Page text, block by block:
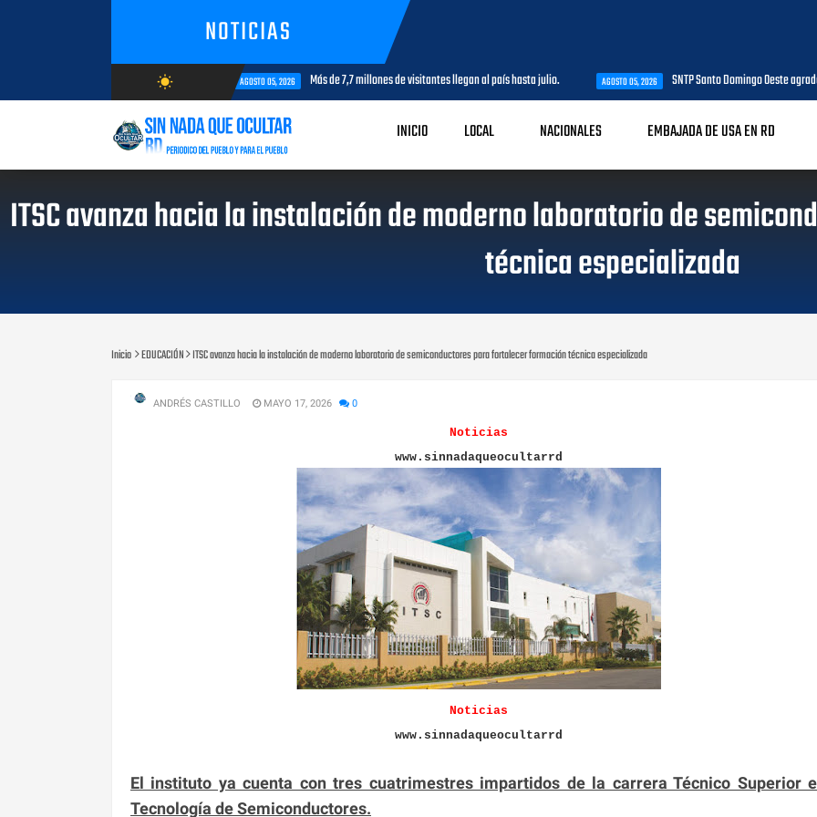
NOTICIAS
wb_sunny
AGOSTO/7/2026
AGOSTO 05, 2026 Más de 7,7 millones de visitantes llegan al país hasta julio. AGOSTO 05, 2026 SNTP Santo Domingo Oeste agradece al MAP e
INICIO LOCAL NACIONALES EMBAJADA DE USA EN RD
ITSC avanza hacia la instalación de moderno laboratorio de
técnica especializada
Inicio EDUCACIÓN ITSC avanza hacia la instalación de moderno laboratorio de semiconductores para fortalecer formación técnica especializada
ANDRÉS CASTILLO MAYO 17, 2026 0
Noticias
www.sinnadaqueocultarrd
Noticias
www.sinnadaqueocultarrd
El instituto ya cuenta con tres cuatrimestres impartidos de la carrera Técnico Superior
Tecnología de Semiconductores.